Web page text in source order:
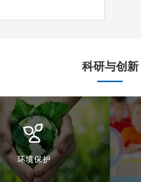
科研与创新